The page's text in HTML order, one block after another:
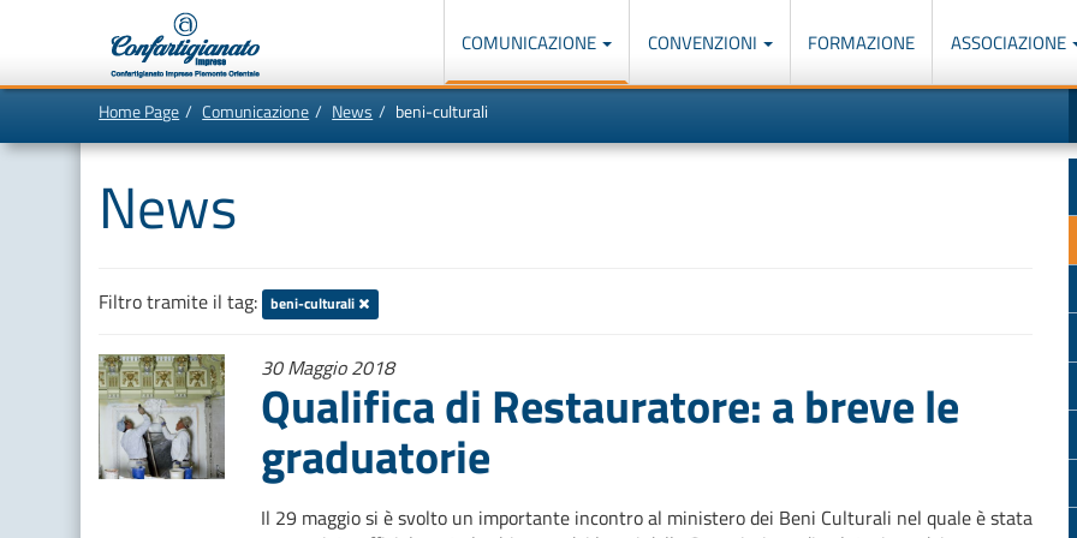
al
questa
Confartigianato
navigazione
principale:
COMUNICAZIONE CONVENZIONI FORMAZIONE ASSOCIAZIONE
Home Page Comunicazione News beni-culturali
News
Filtro tramite il tag: beni-culturali
30 Maggio 2018
Qualifica di Restauratore: a breve le
graduatorie
Il 29 maggio si è svolto un importante incontro al ministero dei Beni Culturali nel quale è stata